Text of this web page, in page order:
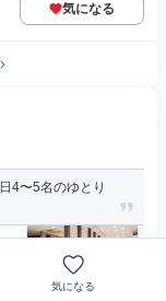
気になる
4〜5名のゆとり
気になる